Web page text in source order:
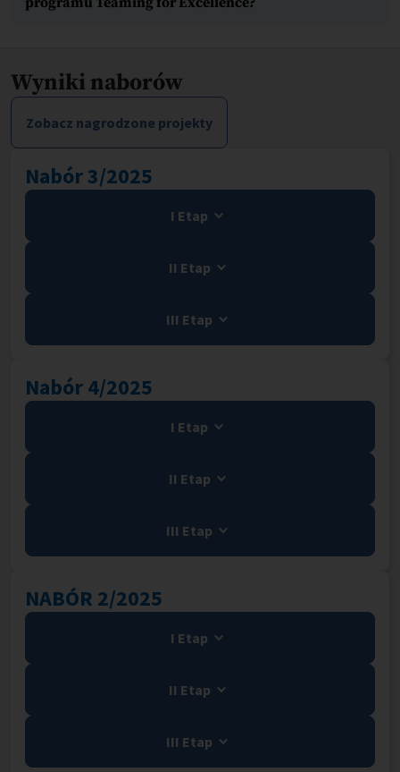
Wyniki naborów
Zobacz nagrodzone projekty
Nabór 3/2025
I Etap
II Etap
III Etap
Nabór 4/2025
I Etap
II Etap
III Etap
NABÓR 2/2025
I Etap
II Etap
III Etap